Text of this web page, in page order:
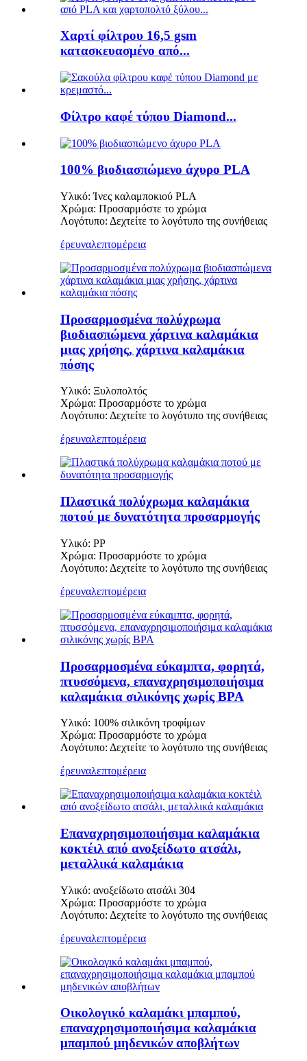
Χαρτί φίλτρου 16,5 gsm
κατασκευασμένο από...
Φίλτρο καφέ τύπου Diamond...
100% βιοδιασπώμενο άχυρο PLA
Υλικό: Ίνες καλαμποκιού PLA
Χρώμα: Προσαρμόστε το χρώμα
Λογότυπο: Δεχτείτε το λογότυπο της συνήθειας
έρευναλεπτομέρεια
Προσαρμοσμένα πολύχρωμα
βιοδιασπώμενα χάρτινα καλαμάκια
μιας χρήσης, χάρτινα καλαμάκια
πόσης
Υλικό: Ξυλοπολτός
Χρώμα: Προσαρμόστε το χρώμα
Λογότυπο: Δεχτείτε το λογότυπο της συνήθειας
έρευναλεπτομέρεια
Πλαστικά πολύχρωμα καλαμάκια
ποτού με δυνατότητα προσαρμογής
Υλικό: PP
Χρώμα: Προσαρμόστε το χρώμα
Λογότυπο: Δεχτείτε το λογότυπο της συνήθειας
έρευναλεπτομέρεια
Προσαρμοσμένα εύκαμπτα, φορητά,
πτυσσόμενα, επαναχρησιμοποιήσιμα
καλαμάκια σιλικόνης χωρίς BPA
Υλικό: 100% σιλικόνη τροφίμων
Χρώμα: Προσαρμόστε το χρώμα
Λογότυπο: Δεχτείτε το λογότυπο της συνήθειας
έρευναλεπτομέρεια
Επαναχρησιμοποιήσιμα καλαμάκια
κοκτέιλ από ανοξείδωτο ατσάλι,
μεταλλικά καλαμάκια
Υλικό: ανοξείδωτο ατσάλι 304
Χρώμα: Προσαρμόστε το χρώμα
Λογότυπο: Δεχτείτε το λογότυπο της συνήθειας
έρευναλεπτομέρεια
Οικολογικό καλαμάκι μπαμπού,
επαναχρησιμοποιήσιμα καλαμάκια
μπαμπού μηδενικών αποβλήτων